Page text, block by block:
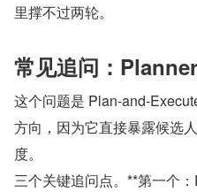
里撑不过两轮。
常见追问：
这个问题是 Plan-and-
方向，因为它直接暴露候选
度。
三个关键追问点。**第一个